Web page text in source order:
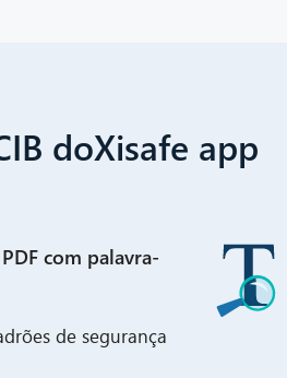
doXisafe app
com palavra-
de segurança